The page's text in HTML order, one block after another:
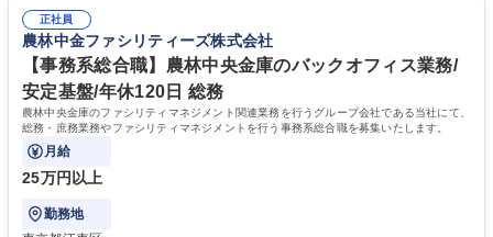
表するインフラ企業 #ポテンシャル採用
72.html ■エネルギーセキュリティの不安定化や気候変動による自然災害の
甚大化など、これまで以上に社会課題解決の重要性が高まっています。
「未来の日常」の創造に向けて持続可能な社会の実現に貢献してまいりま
す。 学歴・資格 学歴：大学院 大学 語学力： 資格：
正社員
農林中金ファシリティーズ株式会社
【事務系総合職】農林中央金庫のバックオフィス業務/
安定基盤/年休120日 総務
農林中央金庫のファシリティマネジメント関連業務を行うグループ会社である当社にて、
総務・庶務業務やファシリティマネジメントを行う事務系総合職を募集いたします。
月給
25万円以上
勤務地